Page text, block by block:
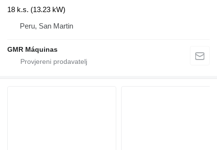
18 k.s. (13.23 kW)
Peru, San Martin
GMR Máquinas